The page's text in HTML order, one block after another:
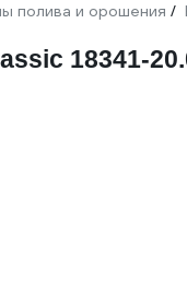
полива и орошения /
18341-